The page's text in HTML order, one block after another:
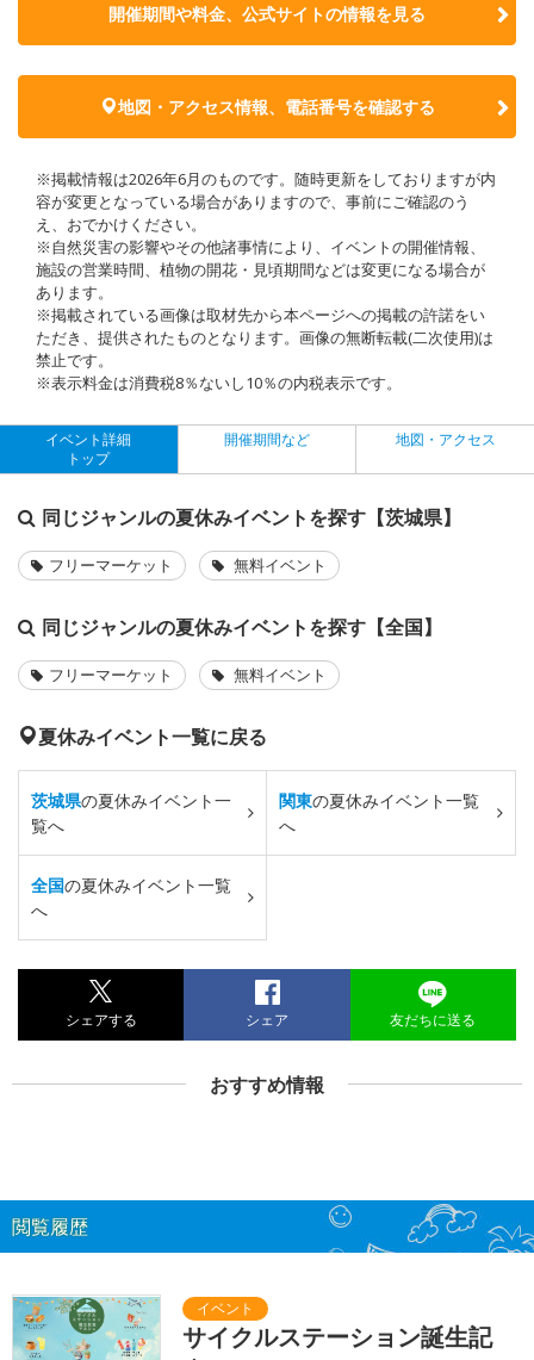
開催期間や料金、公式サイトの情報を見る
地図・アクセス情報、電話番号を確認する
※掲載情報は2026年6月のものです。随時更新をしておりますが内
容が変更となっている場合がありますので、事前にご確認のう
え、おでかけください。
※自然災害の影響やその他諸事情により、イベントの開催情報、
施設の営業時間、植物の開花・見頃期間などは変更になる場合が
あります。
※掲載されている画像は取材先から本ページへの掲載の許諾をい
ただき、提供されたものとなります。画像の無断転載(二次使用)は
禁止です。
※表示料金は消費税8％ないし10％の内税表示です。
イベント詳細
トップ
開催期間など 地図・アクセス
同じジャンルの夏休みイベントを探す【茨城県】
フリーマーケット 無料イベント
同じジャンルの夏休みイベントを探す【全国】
フリーマーケット 無料イベント
夏休みイベント一覧に戻る
茨城県の夏休みイベント一
覧へ
関東の夏休みイベント一覧
へ
全国の夏休みイベント一覧
へ
シェアする シェア 友だちに送る
おすすめ情報
閲覧履歴
サイクルステーション誕生記